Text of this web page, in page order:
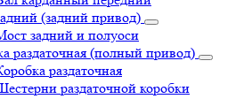
(задний привод)
задний и полуоси
раздаточная (полный привод)
раздаточная
раздаточной коробки